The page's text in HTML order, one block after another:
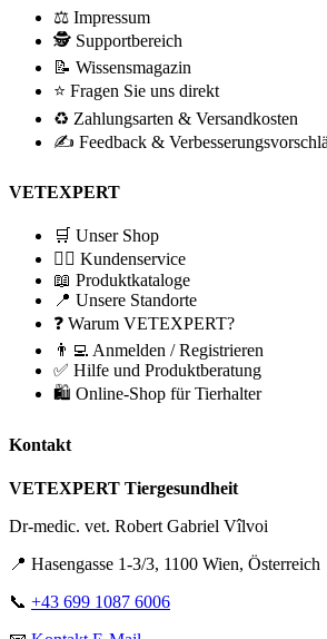
⚖️ Impressum
🕵 Supportbereich
📝 Wissensmagazin
⭐ Fragen Sie uns direkt
♻️ Zahlungsarten & Versandkosten
✍️ Feedback &
VETEXPERT
🛒 Unser Shop
🙋‍♂️ Kundenservice
📖 Produktkataloge
📍 Unsere Standorte
❓ Warum VETEXPERT?
👨‍💻 Anmelden / Registrieren
✅ Hilfe und Produktberatung
🛍️ Online-Shop für Tierhalter
Kontakt
VETEXPERT Tiergesundheit
Dr-medic. vet. Robert Gabriel Vîlvoi
📍 Hasengasse 1-3/3, 1100 Wien, Österreich
📞 +43 699 1087 6006